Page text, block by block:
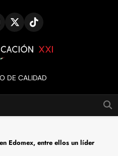
XXI
DE CALIDAD
Edomex, entre ellos un líder